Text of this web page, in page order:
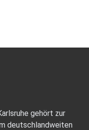
gehört zur
deutschlandweiten